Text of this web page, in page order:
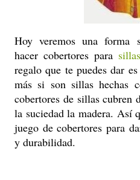
Hoy veremos una forma
hacer cobertores para sillas
regalo que te puedes dar
más si son sillas hechas
cobertores de sillas cubren
la suciedad la madera. Así
juego de cobertores para
y durabilidad.